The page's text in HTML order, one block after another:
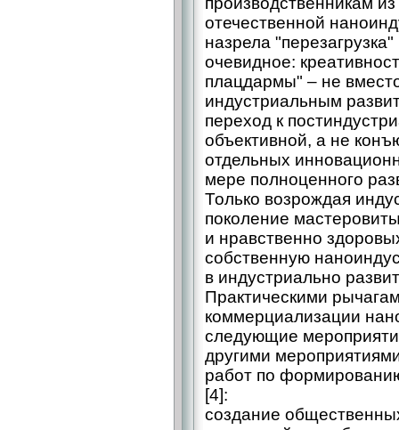
отечественной
назрела
очевидное:
плацдармы" – не
индустриальным
переход к
объективной, а не
отдельных
мере полноценного
Только возрождая
поколение
и нравственно
собственную
в индустриально
Практическими
коммерциализации
следующие
другими
работ по
[4]:
создание